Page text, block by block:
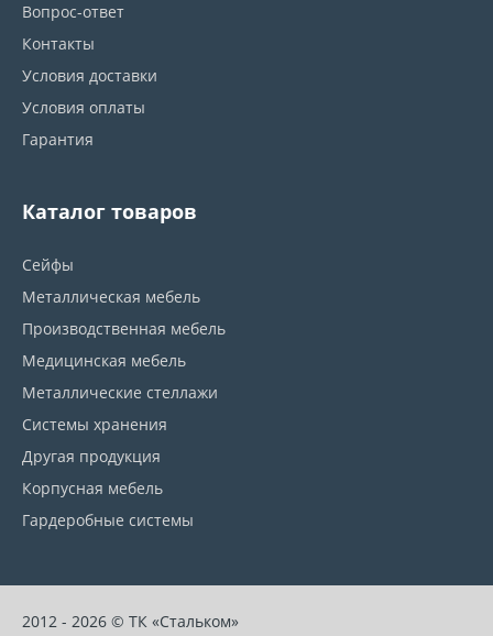
Вопрос-ответ
Контакты
Условия доставки
Условия оплаты
Гарантия
Каталог товаров
Сейфы
Металлическая мебель
Производственная мебель
Медицинская мебель
Металлические стеллажи
Системы хранения
Другая продукция
Корпусная мебель
Гардеробные системы
2012 - 2026 © ТК «Стальком»